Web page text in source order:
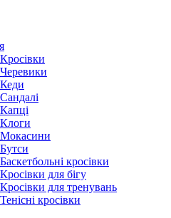
Кросівки
Черевики
Кеди
Сандалі
Капці
Клоги
Мокасини
Бутси
Баскетбольні кросівки
Кросівки для бігу
Кросівки для тренувань
Тенісні кросівки